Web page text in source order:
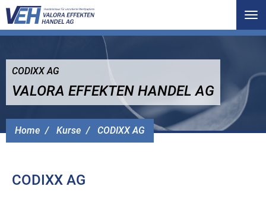
Home Kurse CODIXX AG
CODIXX AG
VALORA EFFEKTEN HANDEL AG
CODIXX AG